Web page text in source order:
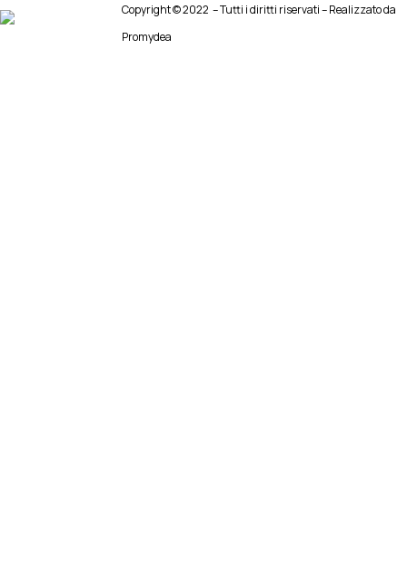
Copyright © 2022 – Tutti i diritti riservati – Realizzato da
Promydea